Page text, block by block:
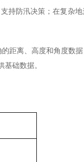
持防汛决策；在复杂
距离、高度和角度数
基础数据。